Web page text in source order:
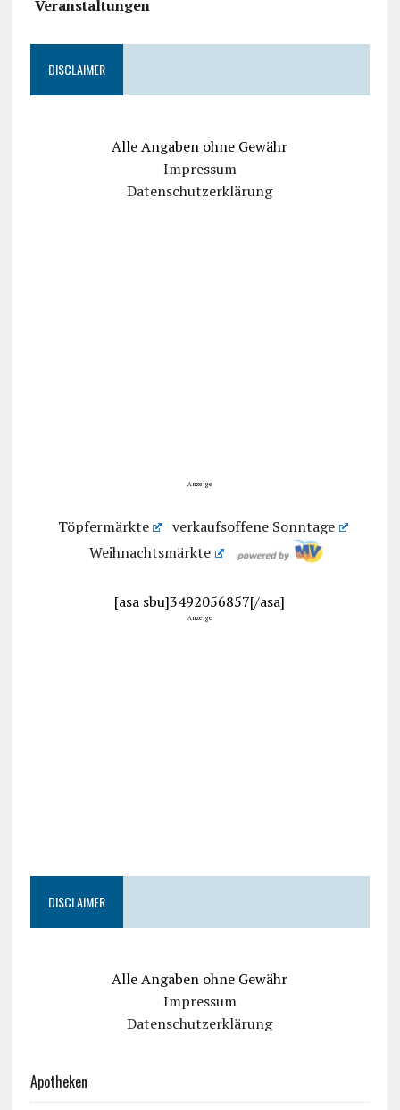
Veranstaltungen
DISCLAIMER
Alle Angaben ohne Gewähr
Impressum
Datenschutzerklärung
Anzeige
Töpfermärkte
verkaufsoffene Sonntage
Weihnachtsmärkte
[asa sbu]3492056857[/asa]
Anzeige
DISCLAIMER
Alle Angaben ohne Gewähr
Impressum
Datenschutzerklärung
Apotheken